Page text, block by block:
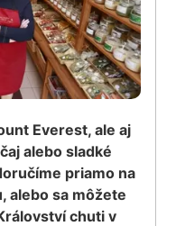
Everest, ale aj
alebo sladké
priamo na
alebo sa môžete
chuti v